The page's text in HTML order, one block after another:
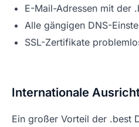
E-Mail-Adressen mit der
Alle gängigen DNS-
SSL-Zertifikate
Internationale
Ein großer Vorteil der .best